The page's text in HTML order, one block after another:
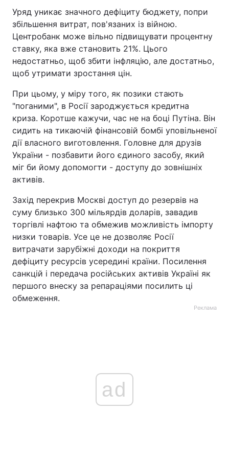
Уряд уникає значного дефіциту бюджету, попри
збільшення витрат, пов'язаних із війною.
Центробанк може вільно підвищувати процентну
ставку, яка вже становить 21%. Цього
недостатньо, щоб збити інфляцію, але достатньо,
щоб утримати зростання цін.
При цьому, у міру того, як позики стають
"поганими", в Росії зароджується кредитна
криза. Коротше кажучи, час не на боці Путіна. Він
сидить на тикаючій фінансовій бомбі уповільненої
дії власного виготовлення. Головне для друзів
України - позбавити його єдиного засобу, який
міг би йому допомогти - доступу до зовнішніх
активів.
Захід перекрив Москві доступ до резервів на
суму близько 300 мільярдів доларів, завадив
торгівлі нафтою та обмежив можливість імпорту
низки товарів. Усе це не дозволяє Росії
витрачати зарубіжні доходи на покриття
дефіциту ресурсів усередині країни. Посилення
санкцій і передача російських активів Україні як
першого внеску за репараціями посилить ці
обмеження.
Реклама
ad